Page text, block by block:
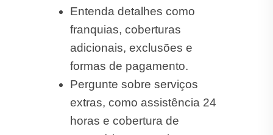
Entenda detalhes como
franquias, coberturas
adicionais, exclusões e
formas de pagamento.
Pergunte sobre serviços
extras, como assistência 24
horas e cobertura de